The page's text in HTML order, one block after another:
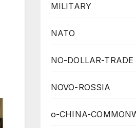
MILITARY
NATO
NO-DOLLAR-TRADE
NOVO-ROSSIA
o-CHINA-